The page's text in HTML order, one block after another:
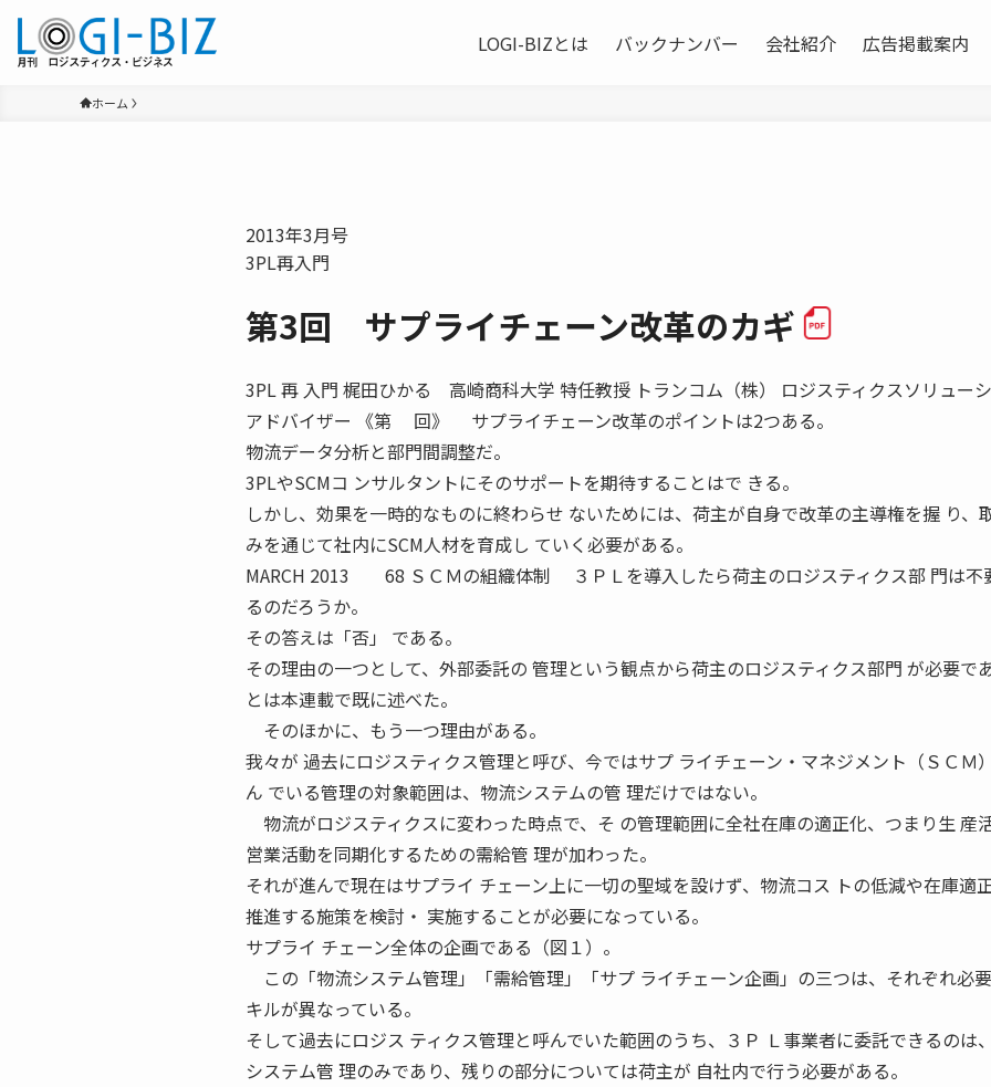
LOGI-BIZとは バックナンバー 会社紹介 広告掲載案内
ホーム
2013年3月号
3PL再入門
第3回 サプライチェーン改革のカギ
3PL 再 入門 梶田ひかる 高崎商科大学 特任教授 トランコム（株） ロジスティクスソリュー
アドバイザー 《第 回》 サプライチェーン改革のポイントは2つある。
物流データ分析と部門間調整だ。
3PLやSCMコ ンサルタントにそのサポートを期待することはで きる。
しかし、効果を一時的なものに終わらせ ないためには、荷主が自身で改革の主導権を握 り、
みを通じて社内にSCM人材を育成し ていく必要がある。
MARCH 2013 68 ＳＣＭの組織体制 ３ＰＬを導入したら荷主のロジスティクス部 門は不
るのだろうか。
その答えは「否」 である。
その理由の一つとして、外部委託の 管理という観点から荷主のロジスティクス部門 が必要で
とは本連載で既に述べた。
そのほかに、もう一つ理由がある。
我々が 過去にロジスティクス管理と呼び、今ではサプ ライチェーン・マネジメント（ＳＣＭ
ん でいる管理の対象範囲は、物流システムの管 理だけではない。
物流がロジスティクスに変わった時点で、そ の管理範囲に全社在庫の適正化、つまり生 産
営業活動を同期化するための需給管 理が加わった。
それが進んで現在はサプライ チェーン上に一切の聖域を設けず、物流コス トの低減や在庫適
推進する施策を検討・ 実施することが必要になっている。
サプライ チェーン全体の企画である（図１）。
この「物流システム管理」「需給管理」「サプ ライチェーン企画」の三つは、それぞれ必
キルが異なっている。
そして過去にロジス ティクス管理と呼んでいた範囲のうち、３Ｐ Ｌ事業者に委託できるのは
システム管 理のみであり、残りの部分については荷主が 自社内で行う必要がある。